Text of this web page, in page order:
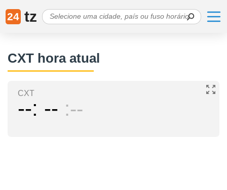
24 tz
CXT hora atual
CXT
-- -- --